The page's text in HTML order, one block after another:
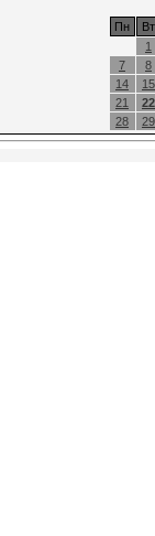
Пн
Вт
1
7
8
14
15
21
22
28
29